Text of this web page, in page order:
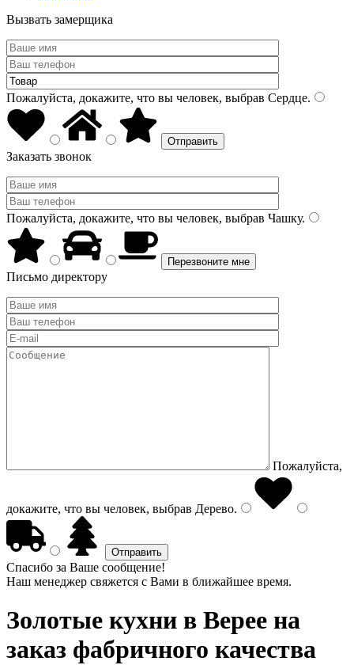
Вызвать замерщика
Пожалуйста, докажите, что вы человек, выбрав Сердце.
Заказать звонок
Пожалуйста, докажите, что вы человек, выбрав Чашку.
Письмо директору
Пожалуйста,
докажите, что вы человек, выбрав Дерево.
Спасибо за Ваше сообщение!
Наш менеджер свяжется с Вами в ближайшее время.
Золотые кухни в Верее на
заказ фабричного качества